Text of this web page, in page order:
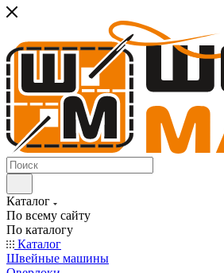
Каталог
По всему сайту
По каталогу
Каталог
Швейные машины